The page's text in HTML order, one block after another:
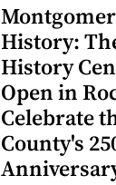
History:
History
Open in
Celebrate
County's